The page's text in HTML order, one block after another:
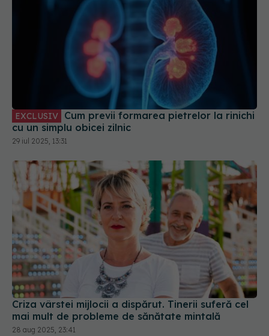
EXCLUSIV Cum previi formarea pietrelor la rinichi
cu un simplu obicei zilnic
29 iul 2025, 13:31
Criza vârstei mijlocii a dispărut. Tinerii suferă cel
mai mult de probleme de sănătate mintală
28 aug 2025, 23:41